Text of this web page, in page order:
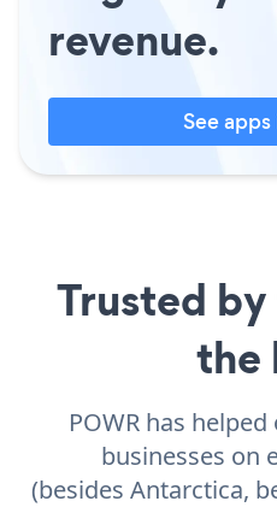
revenue.
See
Trusted
the
POWR has
businesses on
(besides Antarctica,